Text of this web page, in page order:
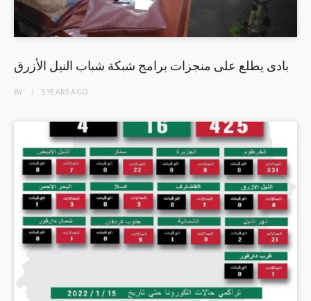
بادى يطلع على منجزات برامج شبكة شباب النيل الأزرق
BY 5 YEARSAGO